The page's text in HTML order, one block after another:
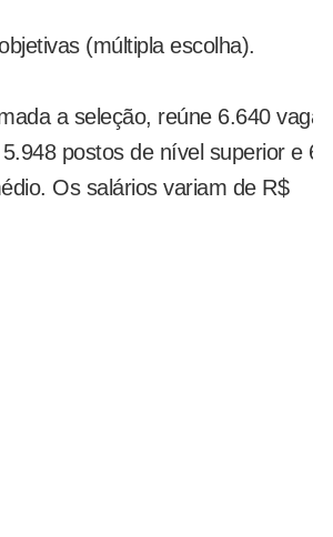
(múltipla escolha).
a seleção, reúne 6.640 vagas
postos de nível superior e 692
Os salários variam de R$